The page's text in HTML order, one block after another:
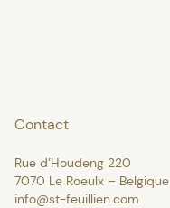
Contact
Rue d’Houdeng 220
7070 Le Roeulx – Belgique
info@st-feuillien.com